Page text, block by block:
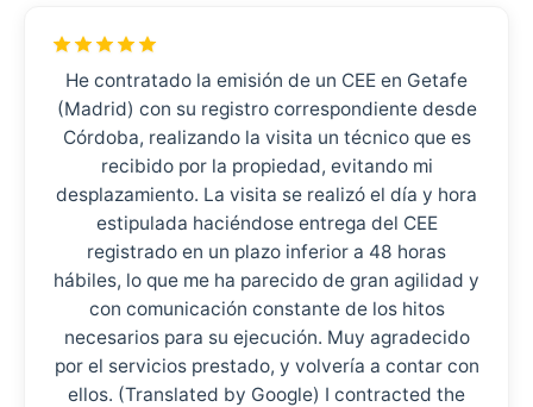
He contratado la emisión de un CEE en Getafe
(Madrid) con su registro correspondiente desde
Córdoba, realizando la visita un técnico que es
recibido por la propiedad, evitando mi
desplazamiento. La visita se realizó el día y hora
estipulada haciéndose entrega del CEE
registrado en un plazo inferior a 48 horas
hábiles, lo que me ha parecido de gran agilidad y
con comunicación constante de los hitos
necesarios para su ejecución. Muy agradecido
por el servicios prestado, y volvería a contar con
ellos. (Translated by Google) I contracted the